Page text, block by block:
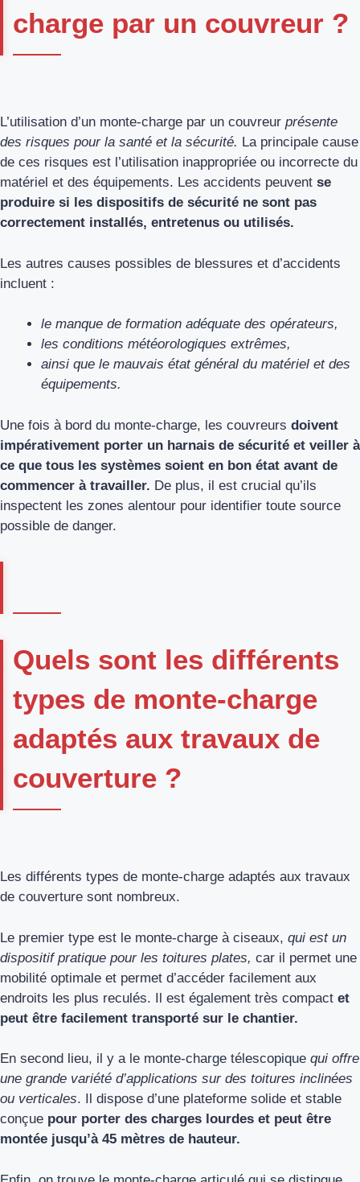
charge par un couvreur ?
L’utilisation d’un monte-charge par un couvreur présente
des risques pour la santé et la sécurité. La principale cause
de ces risques est l’utilisation inappropriée ou incorrecte du
matériel et des équipements. Les accidents peuvent se
produire si les dispositifs de sécurité ne sont pas
correctement installés, entretenus ou utilisés.
Les autres causes possibles de blessures et d’accidents
incluent :
le manque de formation adéquate des opérateurs,
les conditions météorologiques extrêmes,
ainsi que le mauvais état général du matériel et des
équipements.
Une fois à bord du monte-charge, les couvreurs doivent
impérativement porter un harnais de sécurité et veiller à
ce que tous les systèmes soient en bon état avant de
commencer à travailler. De plus, il est crucial qu’ils
inspectent les zones alentour pour identifier toute source
possible de danger.
Quels sont les différents
types de monte-charge
adaptés aux travaux de
couverture ?
Les différents types de monte-charge adaptés aux travaux
de couverture sont nombreux.
Le premier type est le monte-charge à ciseaux, qui est un
dispositif pratique pour les toitures plates, car il permet une
mobilité optimale et permet d’accéder facilement aux
endroits les plus reculés. Il est également très compact et
peut être facilement transporté sur le chantier.
En second lieu, il y a le monte-charge télescopique qui offre
une grande variété d’applications sur des toitures inclinées
ou verticales. Il dispose d’une plateforme solide et stable
conçue pour porter des charges lourdes et peut être
montée jusqu’à 45 mètres de hauteur.